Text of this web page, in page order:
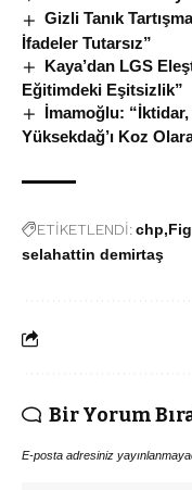
Gizli Tanık
İfadeler Tutarsız”
Kaya’dan LGS
Eğitimdeki Eşitsizlik”
İmamoğlu: “İktidar,
Yüksekdağ’ı Koz
ETİKETLENDİ:chp
selahattin demirtaş
Bir Yorum
E-posta adresiniz